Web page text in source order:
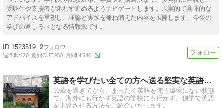
受験生や支援者が迷わず進めるようナビゲートします。現実的で具体的な
アドバイスを重視し、理論と実践を兼ね備えた内容を展開します。今後の
学びの道しるべとなる情報源です。
1523519 2
週間IN:120 週間OUT:950 月間IN:540
18 英語を学びたい全ての方へ送る堅実な英語独学方法〜過去の振返り
30歳を過ぎてから、まったく英語を使う環境にない状態
で、海外にも行かず英語の学校にも行かず、独学で英語
を上達させる方法をご紹介いたします。